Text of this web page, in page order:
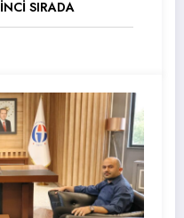
SIRADA